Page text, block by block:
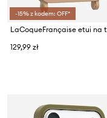
-15% z kodem: OFF*
129,99 zł